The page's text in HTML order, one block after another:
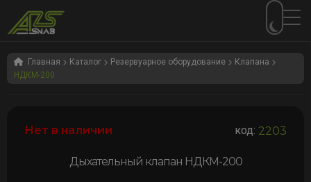
Перейти
навигации
Перейти
содержимому
Главная Каталог Резервуарное оборудование
Клапана
НДКМ-200
Нет в наличии код: 2203
Дыхательный клапан НДКМ-200